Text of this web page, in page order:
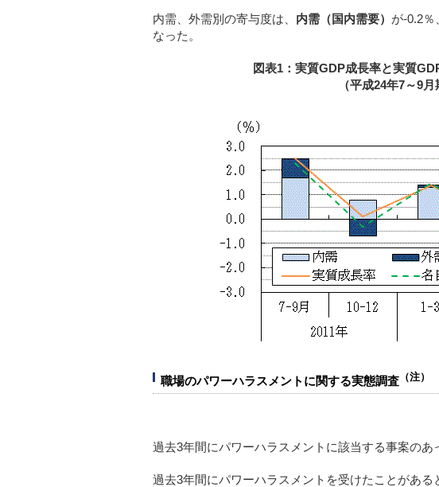
内需、外需別の寄与度は、 内需（国内需要） が-0.2％
なった。
図表1：実質GDP成長率と実質
（平成24年7～9月
職場のパワーハラスメントに関する実態調査 （注）
過去3年間にパワーハラスメントに該当する事案のあ
過去3年間にパワーハラスメントを受けたことがある